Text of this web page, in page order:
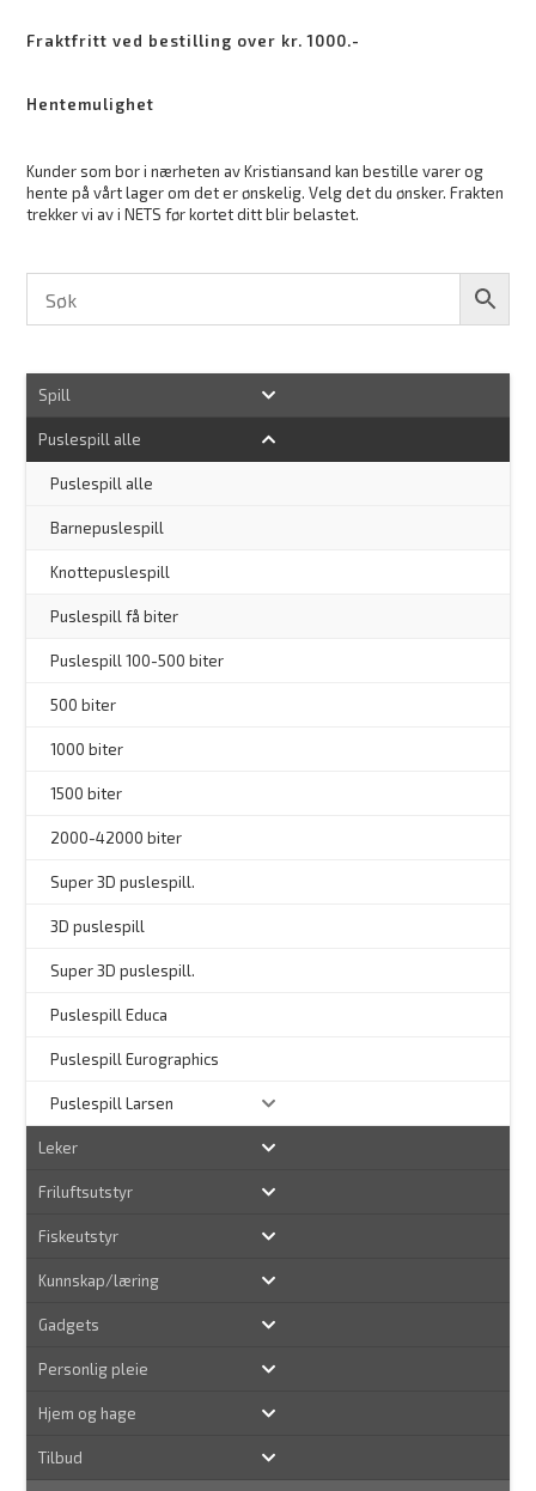
Fraktfritt ved bestilling over kr. 1000.-
Hentemulighet
Kunder som bor i nærheten av Kristiansand kan bestille varer og
hente på vårt lager om det er ønskelig. Velg det du ønsker. Frakten
trekker vi av i NETS før kortet ditt blir belastet.
Spill
Puslespill alle
Puslespill alle
Barnepuslespill
Knottepuslespill
Puslespill få biter
Puslespill 100-500 biter
500 biter
1000 biter
1500 biter
2000-42000 biter
Super 3D puslespill.
3D puslespill
Super 3D puslespill.
Puslespill Educa
Puslespill Eurographics
Puslespill Larsen
Leker
Friluftsutstyr
Fiskeutstyr
Kunnskap/læring
Gadgets
Personlig pleie
Hjem og hage
Tilbud